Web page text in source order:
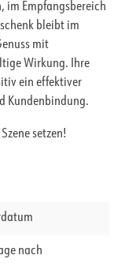
im Empfangsbereich
bleibt im
mit
Wirkung. Ihre
ein effektiver
Kundenbindung.
setzen!
nach